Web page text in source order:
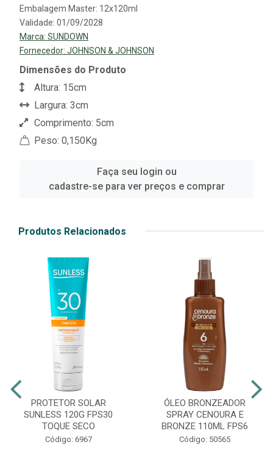
Embalagem Master: 12x120ml
Validade: 01/09/2028
Marca: SUNDOWN
Fornecedor: JOHNSON & JOHNSON
Dimensões do Produto
Altura: 15cm
Largura: 3cm
Comprimento: 5cm
Peso: 0,150Kg
Faça seu login ou
cadastre-se para ver preços e comprar
Produtos Relacionados
PROTETOR SOLAR
SUNLESS 120G FPS30
TOQUE SECO
Código: 6967
ÓLEO BRONZEADOR
SPRAY CENOURA E
BRONZE 110ML FPS6
Código: 50565